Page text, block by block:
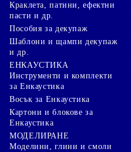
Краклета, патини, ефектни
пасти и др.
Пособия за декупаж
Шаблони и щампи декупаж
и др.
ЕНКАУСТИКА
Инструменти и комплекти
за Енкаустика
Восък за Енкаустика
Картони и блокове за
Енкаустика
МОДЕЛИРАНЕ
Моделини, глини и смоли